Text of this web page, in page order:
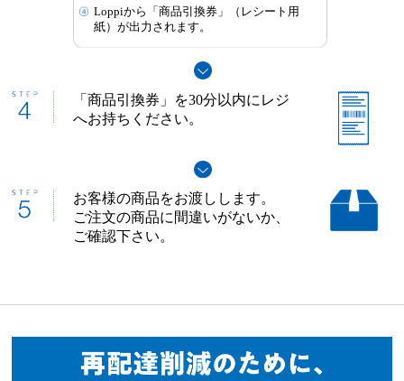
Loppiから「商品引換券」（レシート用
紙）が出力されます。
「商品引換券」を30分以内にレジ
へお持ちください。
お客様の商品をお渡しします。
ご注文の商品に間違いがないか、
ご確認下さい。